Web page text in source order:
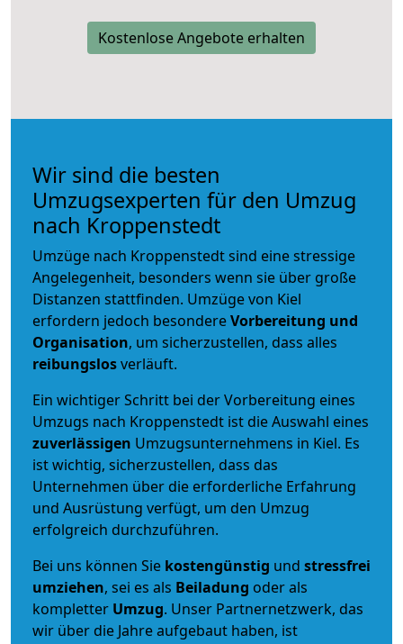
Kostenlose Angebote erhalten
Wir sind die besten
Umzugsexperten für den Umzug
nach Kroppenstedt
Umzüge nach Kroppenstedt sind eine stressige
Angelegenheit, besonders wenn sie über große
Distanzen stattfinden. Umzüge von Kiel
erfordern jedoch besondereVorbereitung und
Organisation, um sicherzustellen, dass alles
reibungslosverläuft.
Ein wichtiger Schritt bei der Vorbereitung eines
Umzugs nach Kroppenstedt ist die Auswahl eines
zuverlässigen Umzugsunternehmens in Kiel. Es
ist wichtig, sicherzustellen, dass das
Unternehmen über die erforderliche Erfahrung
und Ausrüstung verfügt, um den Umzug
erfolgreich durchzuführen.
Bei uns können Sie kostengünstig und stressfrei
umziehen, sei es als Beiladung oder als
kompletter Umzug. Unser Partnernetzwerk, das
wir über die Jahre aufgebaut haben, ist